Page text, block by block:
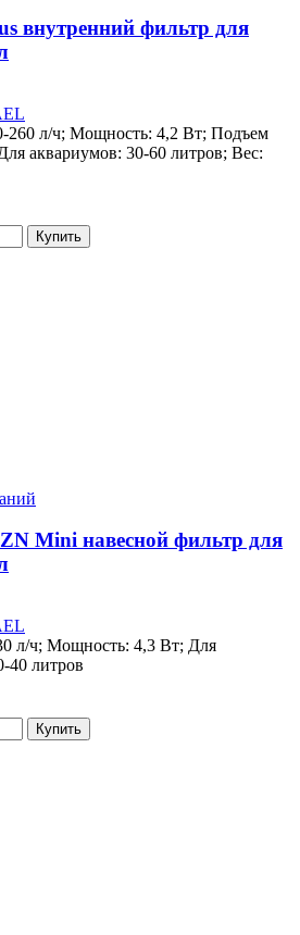
внутренний фильтр для
260 л/ч; Мощность: 4,2 Вт; Подъем
аквариумов: 30-60 литров; Вес:
Купить
Mini навесной фильтр для
л/ч; Мощность: 4,3 Вт; Для
40 литров
Купить